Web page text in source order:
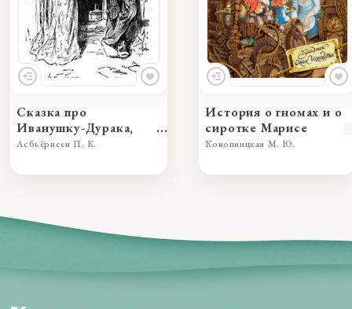
Сказка про
Иванушку-Дурака,
превзошедшего во
Асбьёрнсен П. К.
История о гномах и о
сиротке Марисе
Конопницкая М. Ю.